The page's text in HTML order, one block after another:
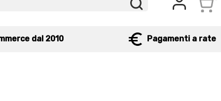
dal 2010 Pagamenti a rate